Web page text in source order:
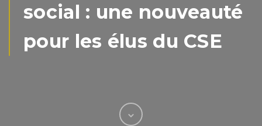
social : une nouveauté
pour les élus du CSE